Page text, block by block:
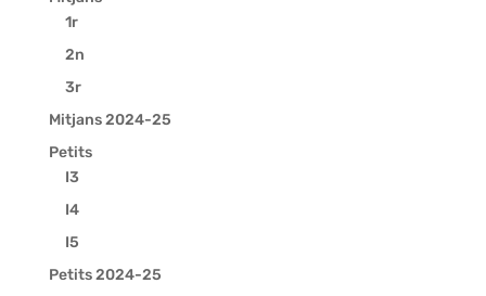
1r
2n
3r
Mitjans 2024-25
Petits
I3
I4
I5
Petits 2024-25